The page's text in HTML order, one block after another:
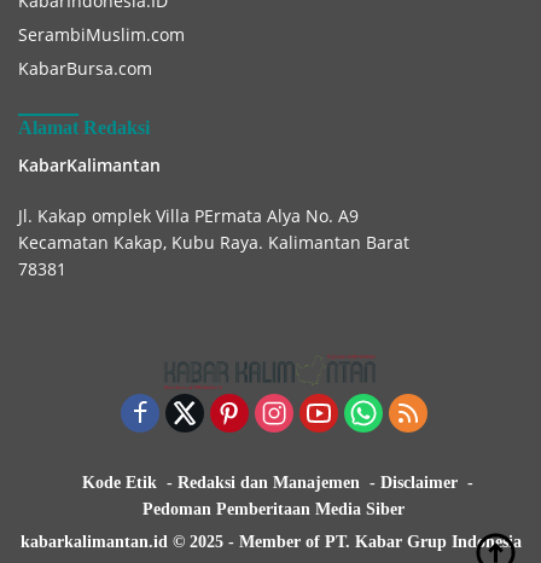
SerambiMuslim.com
KabarBursa.com
Alamat Redaksi
KabarKalimantan
Jl. Kakap omplek Villa PErmata Alya No. A9
Kecamatan Kakap, Kubu Raya. Kalimantan Barat
78381
Kode Etik Redaksi dan Manajemen
Disclaimer
Pedoman Pemberitaan Media Siber
kabarkalimantan.id © 2025 - Member of PT. Kabar Grup Indonesia